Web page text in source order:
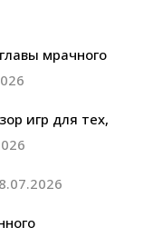
мрачного
игр для тех,